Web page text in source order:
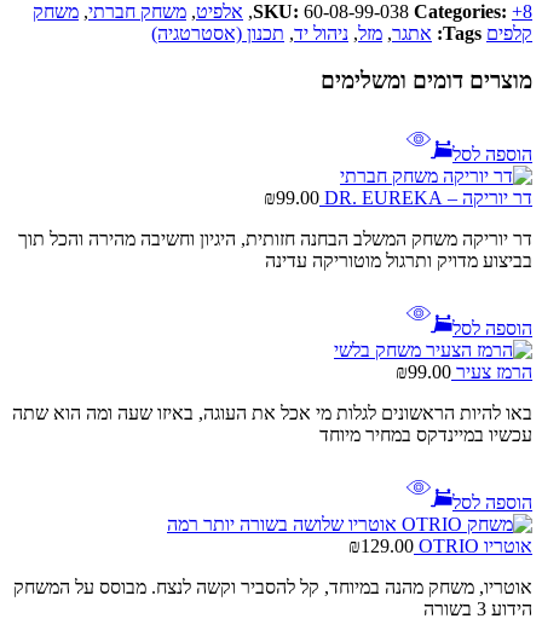
SKU: 60-08-99-038 Categories: +8
, אלפיט, משחק חברתי, משחק
קלפים Tags: אתגר, מזל, ניהול יד, תכנון (אסטרטגיה)
מוצרים דומים ומשלימים
הוספה לסל
דר יוריקה – DR. EUREKA ₪99.00
דר יוריקה משחק המשלב הבחנה חזותית, היגיון וחשיבה מהירה והכל תוך
בביצוע מדויק ותרגול מוטוריקה עדינה
הוספה לסל
הרמז צעיר ₪99.00
באו להיות הראשונים לגלות מי אכל את העוגה, באיזו שעה ומה הוא שתה
עכשיו במיינדקס במחיר מיוחד
הוספה לסל
אוטריו OTRIO ₪129.00
אוטריו, משחק מהנה במיוחד, קל להסביר וקשה לנצח. מבוסס על המשחק
הידוע 3 בשורה